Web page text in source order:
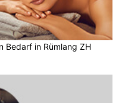
Bedarf in Rümlang ZH